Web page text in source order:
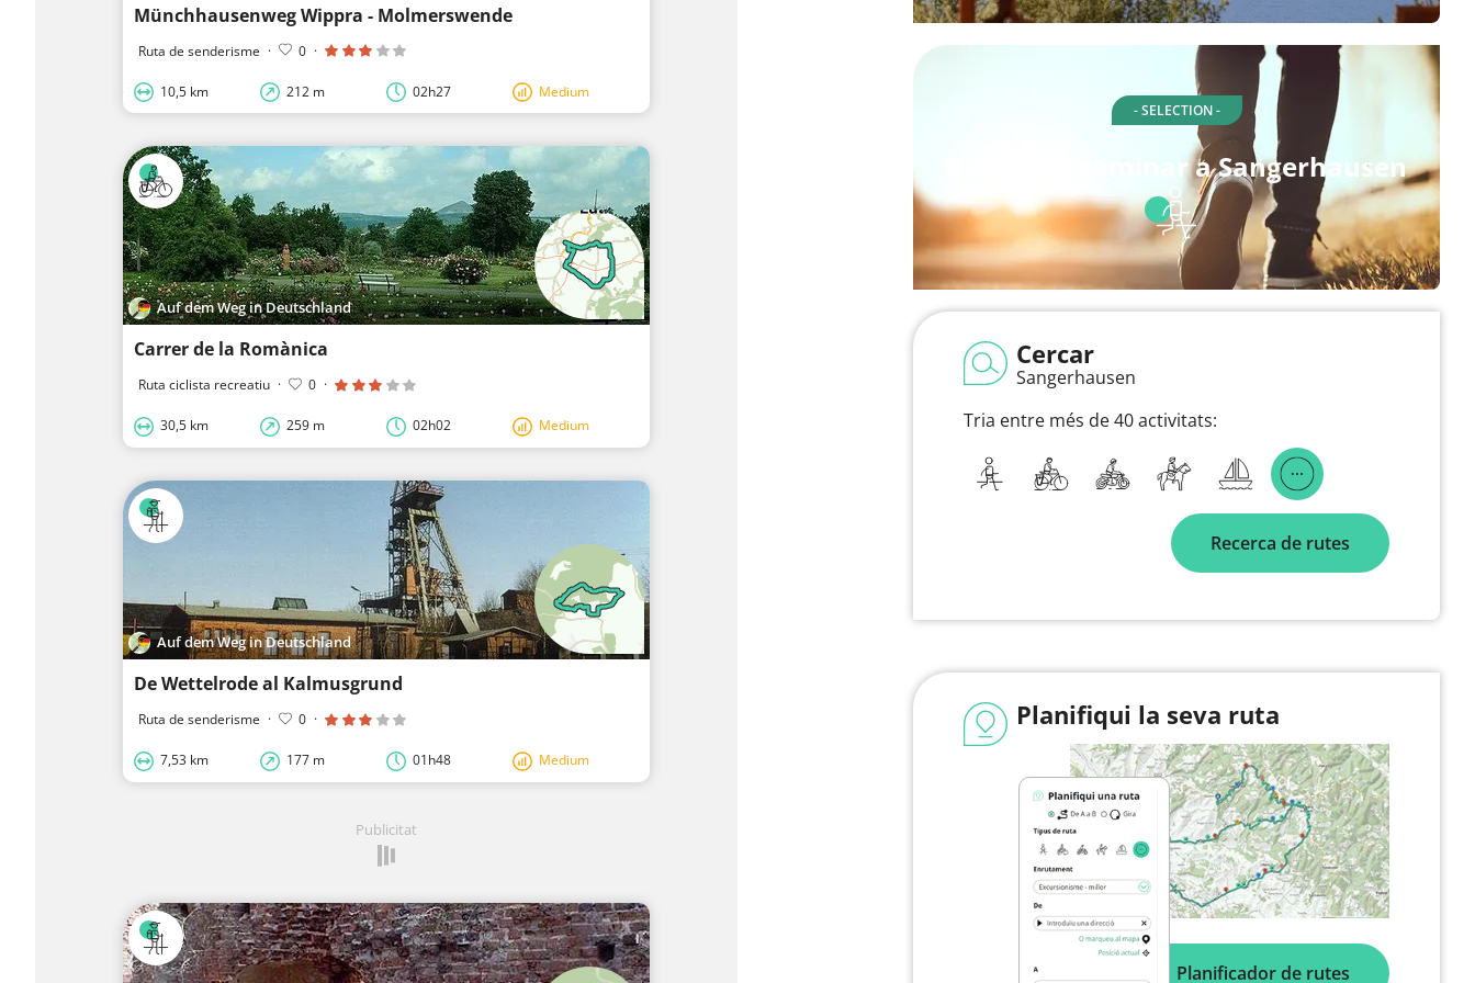
Münchhausenweg Wippra - Molmerswende
Ruta de senderisme · 0 ·
10,5 km 212 m 02h27 Medium
Auf dem Weg in Deutschland
Carrer de la Romànica
Ruta ciclista recreatiu · 0 ·
30,5 km 259 m 02h02 Medium
Auf dem Weg in Deutschland
De Wettelrode al Kalmusgrund
Ruta de senderisme · 0 ·
7,53 km 177 m 01h48 Medium
Publicitat
- SELECTION -
Rutes per caminar a Sangerhausen
Cercar
Sangerhausen
Tria entre més de 40 activitats:
Recerca de rutes
Planifiqui la seva ruta
Planificador de rutes